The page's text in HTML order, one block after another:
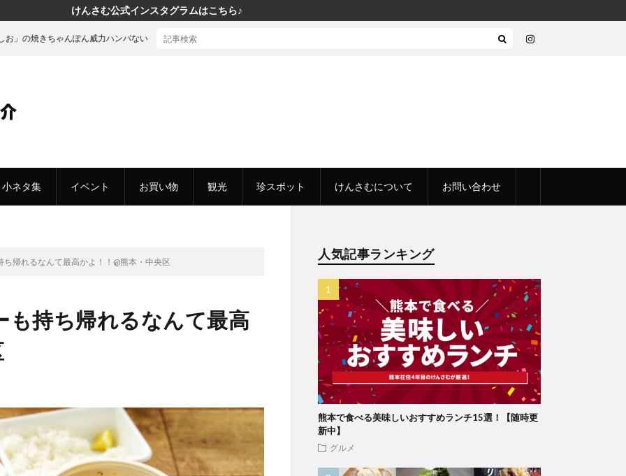
けんさむ公式インスタグラムはこちら♪
小ネタ集 イベント お買い物 観光 珍スポット けんさむについて お問い合わせ
ぽん威力ハンパないって！
帰れるなんて最高かよ！！@熊本・中央区
も持ち帰れるなんて最高
人気記事ランキング
熊本で食べる美味しいおすすめランチ15選！【随時更
新中】
グルメ